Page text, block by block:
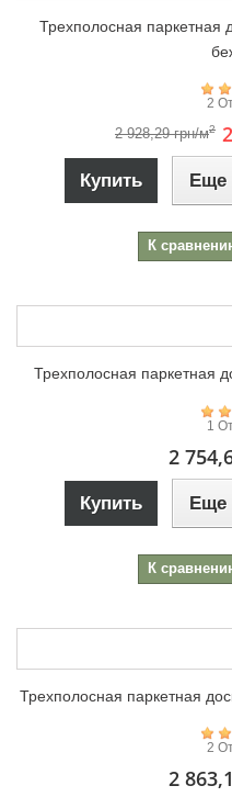
Трехполосная паркетная
2
2 928,29 грн/м2
Купить Еще
К
Трехполосная паркетная
2
Еще